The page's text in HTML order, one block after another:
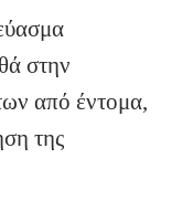
στην
από έντομα,
της